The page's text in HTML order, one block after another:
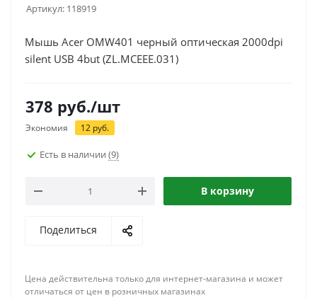
Артикул: 118919
Мышь Acer OMW401 черный оптическая 2000dpi
silent USB 4but (ZL.MCEEE.031)
378 руб./шт
Экономия 12 руб.
Есть в наличии (9)
В корзину
Поделиться
Цена действительна только для интернет-магазина и может
отличаться от цен в розничных магазинах